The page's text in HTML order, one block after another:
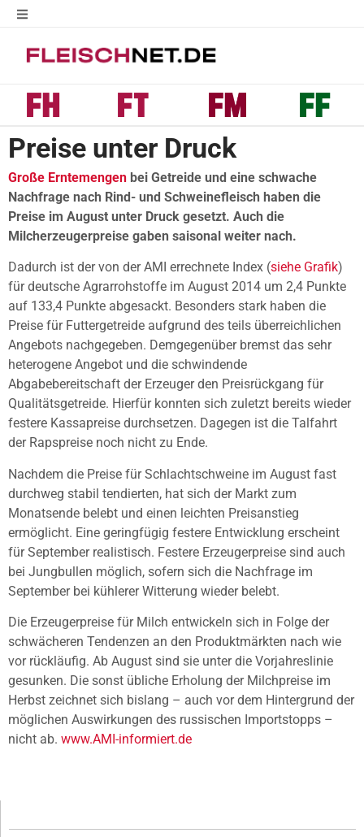
Preise unter Druck
Große Erntemengen bei Getreide und eine schwache
Nachfrage nach Rind- und Schweinefleisch haben die
Preise im August unter Druck gesetzt. Auch die
Milcherzeugerpreise gaben saisonal weiter nach.
Dadurch ist der von der AMI errechnete Index (siehe Grafik)
für deutsche Agrarrohstoffe im August 2014 um 2,4 Punkte
auf 133,4 Punkte abgesackt. Besonders stark haben die
Preise für Futtergetreide aufgrund des teils überreichlichen
Angebots nachgegeben. Demgegenüber bremst das sehr
heterogene Angebot und die schwindende
Abgabebereitschaft der Erzeuger den Preisrückgang für
Qualitätsgetreide. Hierfür konnten sich zuletzt bereits wieder
festere Kassapreise durchsetzen. Dagegen ist die Talfahrt
der Rapspreise noch nicht zu Ende.
Nachdem die Preise für Schlachtschweine im August fast
durchweg stabil tendierten, hat sich der Markt zum
Monatsende belebt und einen leichten Preisanstieg
ermöglicht. Eine geringfügig festere Entwicklung erscheint
für September realistisch. Festere Erzeugerpreise sind auch
bei Jungbullen möglich, sofern sich die Nachfrage im
September bei kühlerer Witterung wieder belebt.
Die Erzeugerpreise für Milch entwickeln sich in Folge der
schwächeren Tendenzen an den Produktmärkten nach wie
vor rückläufig. Ab August sind sie unter die Vorjahreslinie
gesunken. Die sonst übliche Erholung der Milchpreise im
Herbst zeichnet sich bislang – auch vor dem Hintergrund der
möglichen Auswirkungen des russischen Importstopps –
nicht ab. www.AMI-informiert.de